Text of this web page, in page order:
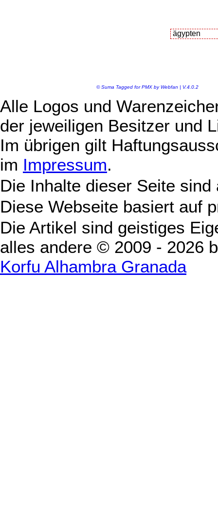
© Suma Tagged for PMX by Webfan | V.4.0.2
Alle Logos und
der jeweiligen Besitzer und
Im übrigen gilt
im Impressum.
Die Inhalte dieser Seite
Diese Webseite basiert auf
Die Artikel sind geistiges
alles andere © 2009 - 2026
Korfu Alhambra Granada